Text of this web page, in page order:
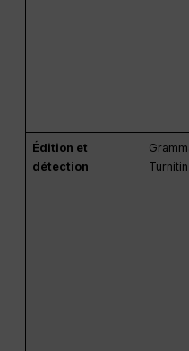
Édition et
détection
Turnitin